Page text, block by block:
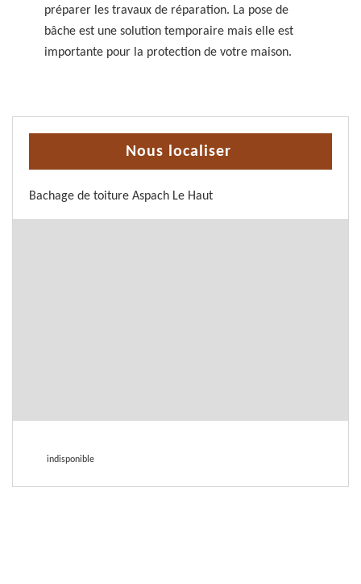
préparer les travaux de réparation. La pose de
bâche est une solution temporaire mais elle est
importante pour la protection de votre maison.
Nous localiser
Bachage de toiture Aspach Le Haut
indisponible